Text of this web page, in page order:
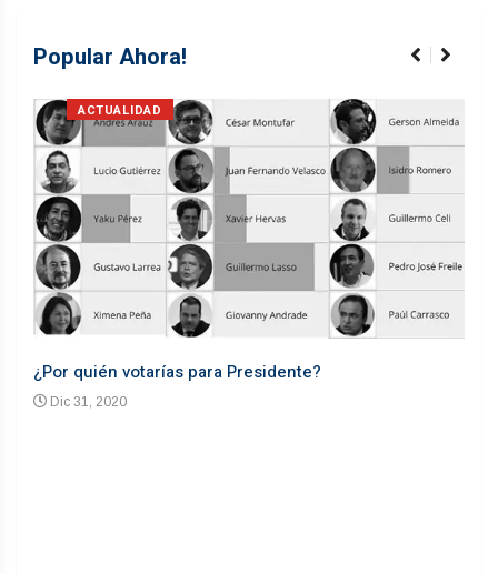
Popular Ahora!
ACTUALIDAD
¿Por quién votarías para Presidente?
Dic 31, 2020